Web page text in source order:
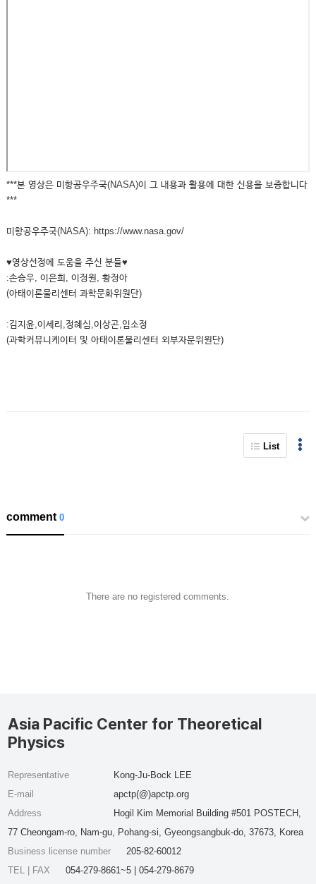
***본 영상은 미항공우주국(NASA)이 그 내용과 활용에 대한 신용을 보증합니다
***
미항공우주국(NASA): https://www.nasa.gov/
♥영상선정에 도움을 주신 분들♥
:손승우, 이은희, 이정원, 황정아
(아태이론물리센터 과학문화위원단)
:김지윤,이세리,정혜심,이상곤,임소정
(과학커뮤니케이터 및 아태이론물리센터 외부자문위원단)
List
comment0
There are no registered comments.
Asia Pacific Center for Theoretical
Physics
Representative
Kong-Ju-Bock LEE
E-mail
apctp(@)apctp.org
Address
Hogil Kim Memorial Building #501 POSTECH,
77 Cheongam-ro, Nam-gu, Pohang-si, Gyeongsangbuk-do, 37673, Korea
Business license number
205-82-60012
TEL | FAX
054-279-8661~5 | 054-279-8679